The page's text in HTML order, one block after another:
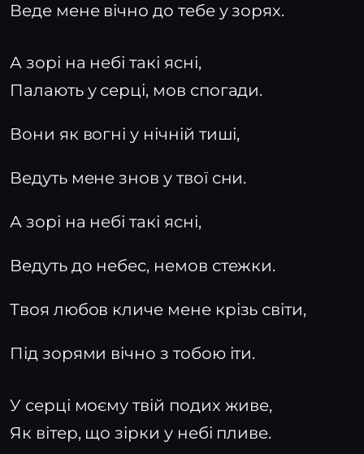
Веде мене вічно до тебе у зорях.
А зорі на небі такі ясні,
Палають у серці, мов спогади.
Вони як вогні у нічній тиші,
Ведуть мене знов у твої сни.
А зорі на небі такі ясні,
Ведуть до небес, немов стежки.
Твоя любов кличе мене крізь світи,
Під зорями вічно з тобою іти.
У серці моєму твій подих живе,
Як вітер, що зірки у небі пливе.